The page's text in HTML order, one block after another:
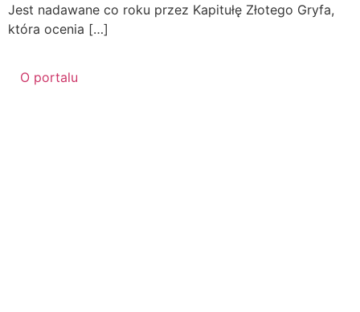
Jest nadawane co roku przez Kapitułę Złotego Gryfa,
która ocenia […]
O portalu